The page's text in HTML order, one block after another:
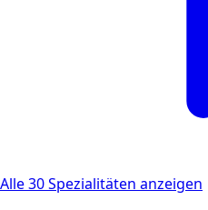
Alle30Spezialitäten anzeigen